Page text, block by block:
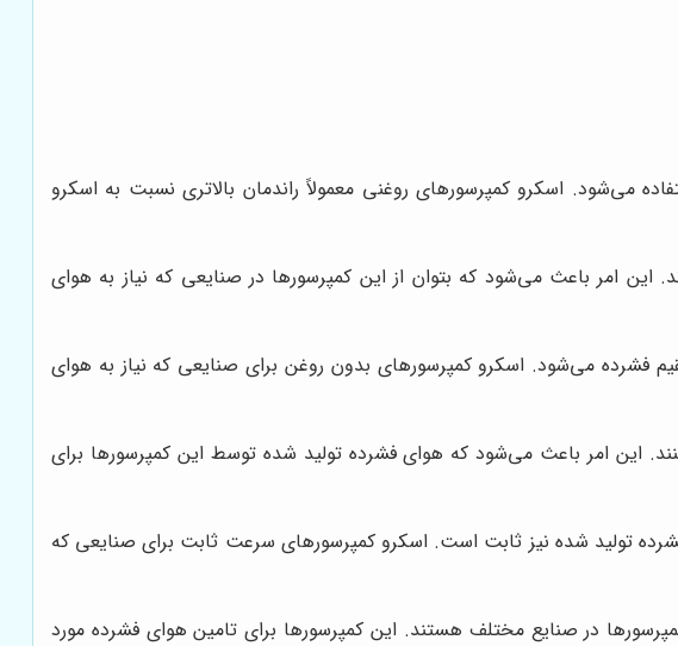
می‌شود. اسکرو کمپرسورهای روغنی معمولاً راندمان بالاتری نسبت به اسکرو
این امر باعث می‌شود که بتوان از این کمپرسورها در صنایعی که نیاز به هوای
فشرده می‌شود. اسکرو کمپرسورهای بدون روغن برای صنایعی که نیاز به هوای
این امر باعث می‌شود که هوای فشرده تولید شده توسط این کمپرسورها برای
تولید شده نیز ثابت است. اسکرو کمپرسورهای سرعت ثابت برای صنایعی که
در صنایع مختلف هستند. این کمپرسورها برای تامین هوای فشرده مورد